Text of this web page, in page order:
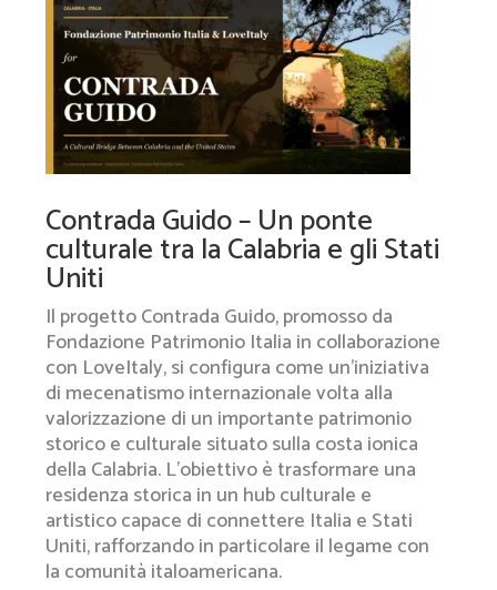
Contrada Guido – Un ponte
culturale tra la Calabria e gli Stati
Uniti
Il progetto Contrada Guido, promosso da
Fondazione Patrimonio Italia in collaborazione
con LoveItaly, si configura come un’iniziativa
di mecenatismo internazionale volta alla
valorizzazione di un importante patrimonio
storico e culturale situato sulla costa ionica
della Calabria. L’obiettivo è trasformare una
residenza storica in un hub culturale e
artistico capace di connettere Italia e Stati
Uniti, rafforzando in particolare il legame con
la comunità italoamericana.